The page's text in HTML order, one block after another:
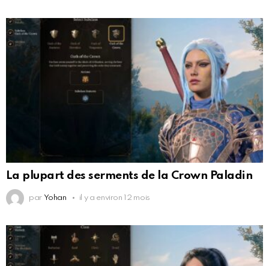
La plupart des serments de la Crown Paladin
par Yohan il y a environ 12 mois